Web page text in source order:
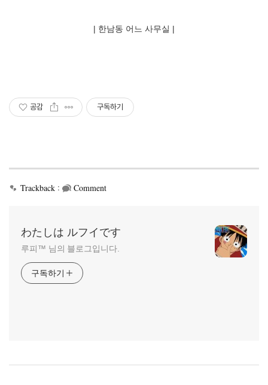
| 한남동 어느 사무실 |
공감 구독하기
Trackback : Comment
わたしは ルフイです
루피™ 님의 블로그입니다.
구독하기